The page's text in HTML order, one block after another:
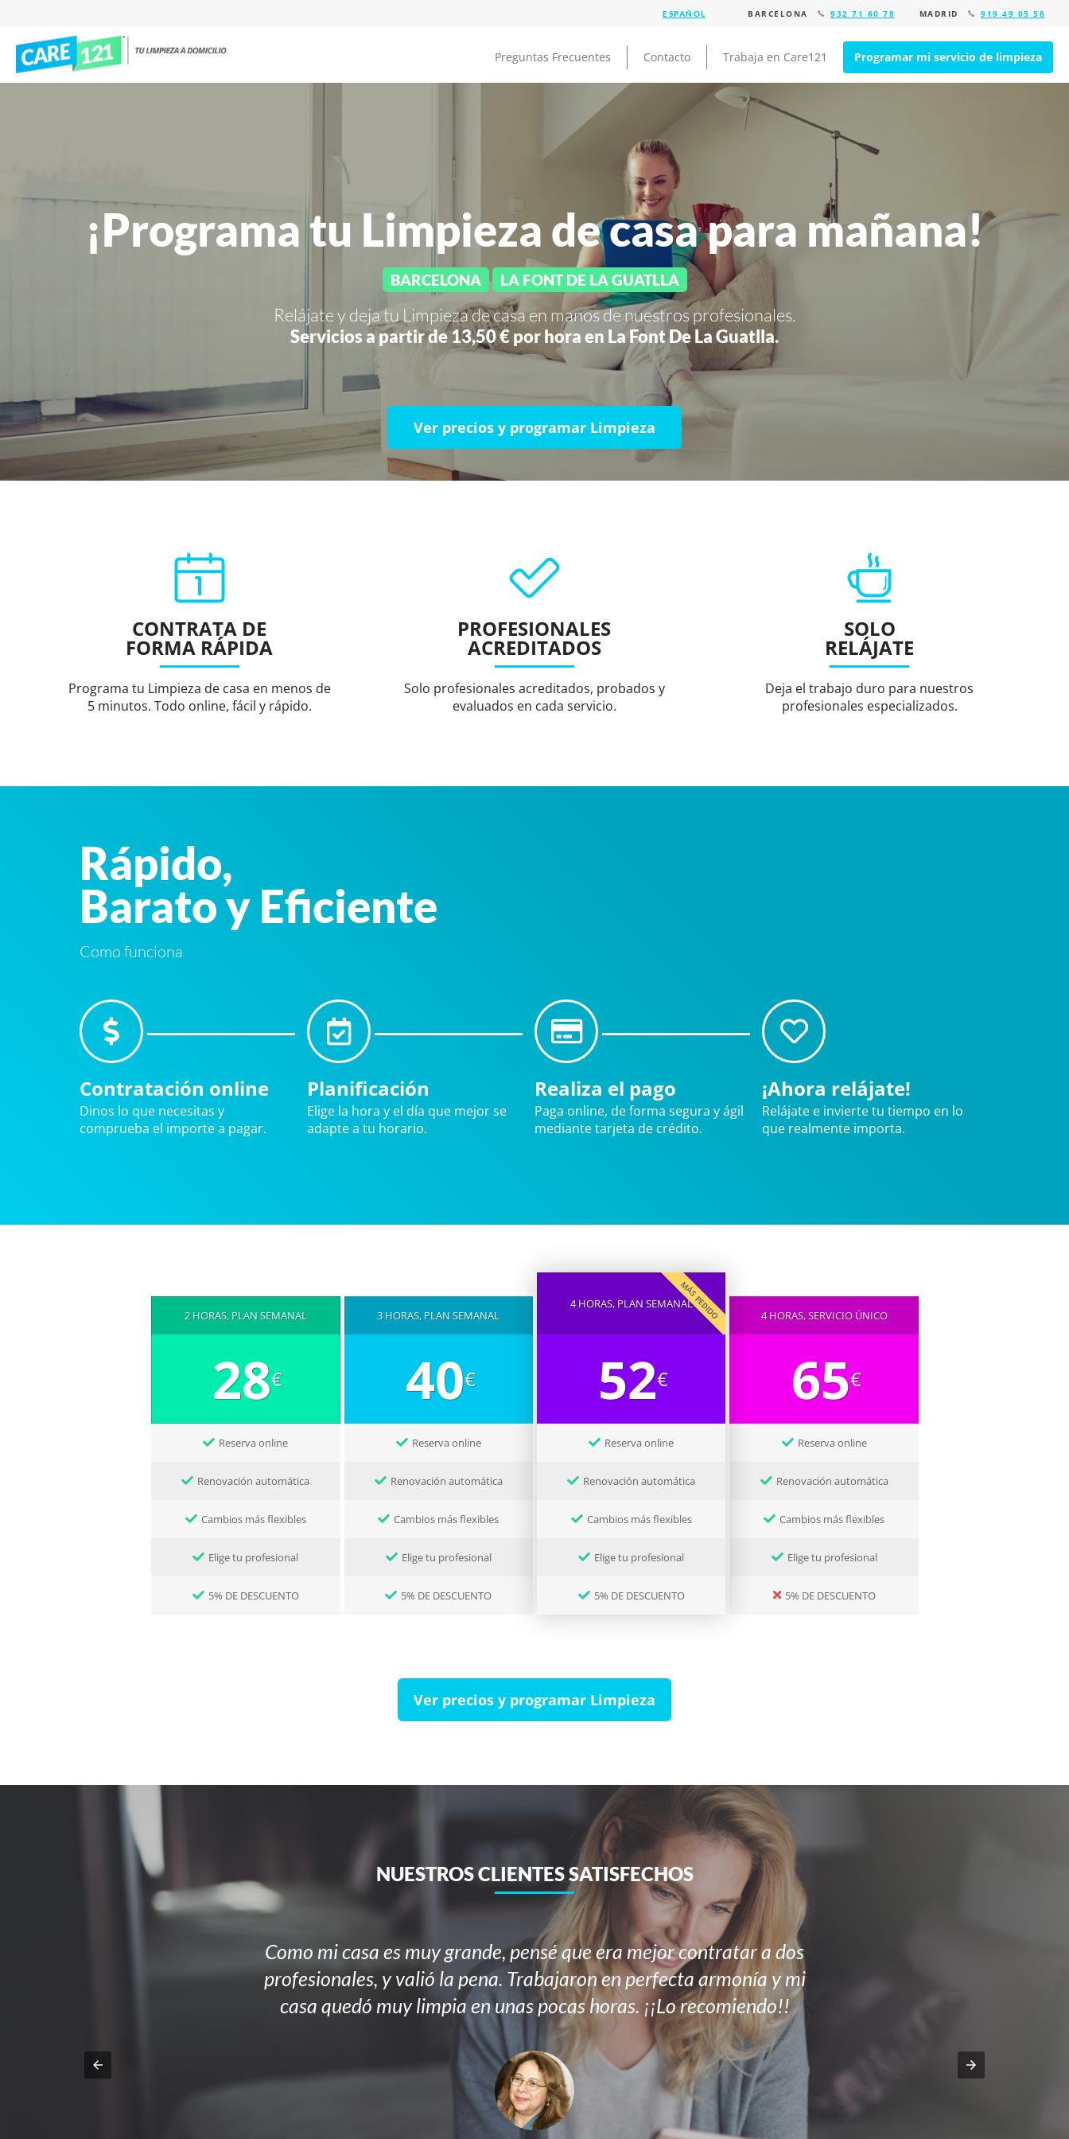
BARCELONA 932 71 60 78 MADRID 919 49 05 58
Preguntas Frecuentes Contacto Trabaja en Care121 Programar mi servicio de limpieza
¡Programa tu Limpieza de casa para mañana!
BARCELONA LA FONT DE LA GUATLLA
Relájate y deja tu Limpieza de casa en manos de nuestros profesionales.
Servicios a partir de 13,50 € por hora en La Font De La Guatlla.
Ver precios y programar Limpieza
CONTRATA DE
FORMA RÁPIDA
Programa tu Limpieza de casa en menos de
5 minutos. Todo online, fácil y rápido.
PROFESIONALES
ACREDITADOS
Solo profesionales acreditados, probados y
evaluados en cada servicio.
SOLO
RELÁJATE
Deja el trabajo duro para nuestros
profesionales especializados.
Rápido,
Barato y Eficiente
Como funciona
Contratación online
Dinos lo que necesitas y
comprueba el importe a pagar.
Planificación
Elige la hora y el día que mejor se
adapte a tu horario.
Realiza el pago
Paga online, de forma segura y ágil
mediante tarjeta de crédito.
¡Ahora relájate!
Relájate e invierte tu tiempo en lo
que realmente importa.
2 HORAS, PLAN SEMANAL
28€
Reserva online
Renovación automática
Cambios más flexibles
Elige tu profesional
5% DE DESCUENTO
3 HORAS, PLAN SEMANAL
40€
Reserva online
Renovación automática
Cambios más flexibles
Elige tu profesional
5% DE DESCUENTO
MÁS PEDIDO
4 HORAS, PLAN SEMANAL
52€
Reserva online
Renovación automática
Cambios más flexibles
Elige tu profesional
5% DE DESCUENTO
4 HORAS, SERVICIO ÚNICO
65€
Reserva online
Renovación automática
Cambios más flexibles
Elige tu profesional
5% DE DESCUENTO
Ver precios y programar Limpieza
NUESTROS CLIENTES SATISFECHOS
Como mi casa es muy grande, pensé que era mejor contratar a dos
profesionales, y valió la pena. Trabajaron en perfecta armonía y mi
casa quedó muy limpia en unas pocas horas. ¡¡Lo recomiendo!!